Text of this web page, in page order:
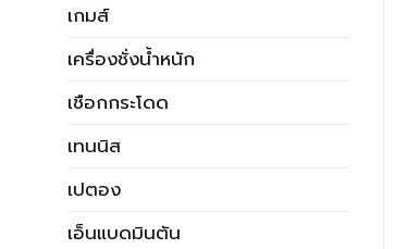
เกมส์
เครื่องชั่งน้ำหนัก
เชือกกระโดด
เทนนิส
เปตอง
เอ็นแบดมินตัน